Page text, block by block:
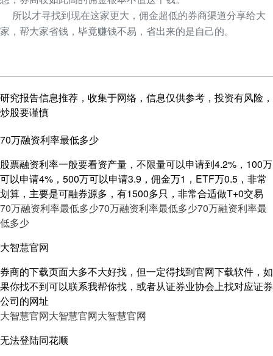
所以才寻找到现在这家更大，佣金超低的券商渠道分享给大
家，帮大家省钱，毕竟赚钱不易，省出来的是自己的。
研究报告信息推荐，收集于网络，信息仅供参考，投资有风险，
炒股要谨慎
70万融资利率最低多少
股票融资利率一般要看资产量，不限量可以申请到4.2%，100万
可以申请4%，500万可以申请3.9，佣金万1，ETF万0.5，非常
划算，主要是可融券源多，有1500多只，非常合适做T+0交易
70万融资利率最低多少70万融资利率最低多少70万融资利率最
低多少
大智慧官网
券商的下载页面大多不大好找，但一定得找到官网下载软件，如
果你找不到可以联系我帮你找，或者从证券业协会上找对应证券
公司的网址
大智慧官网大智慧官网大智慧官网
无法登陆同花顺